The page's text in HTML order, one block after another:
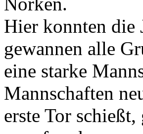
Hier konnten die
gewannen alle
eine starke
Mannschaften
erste Tor